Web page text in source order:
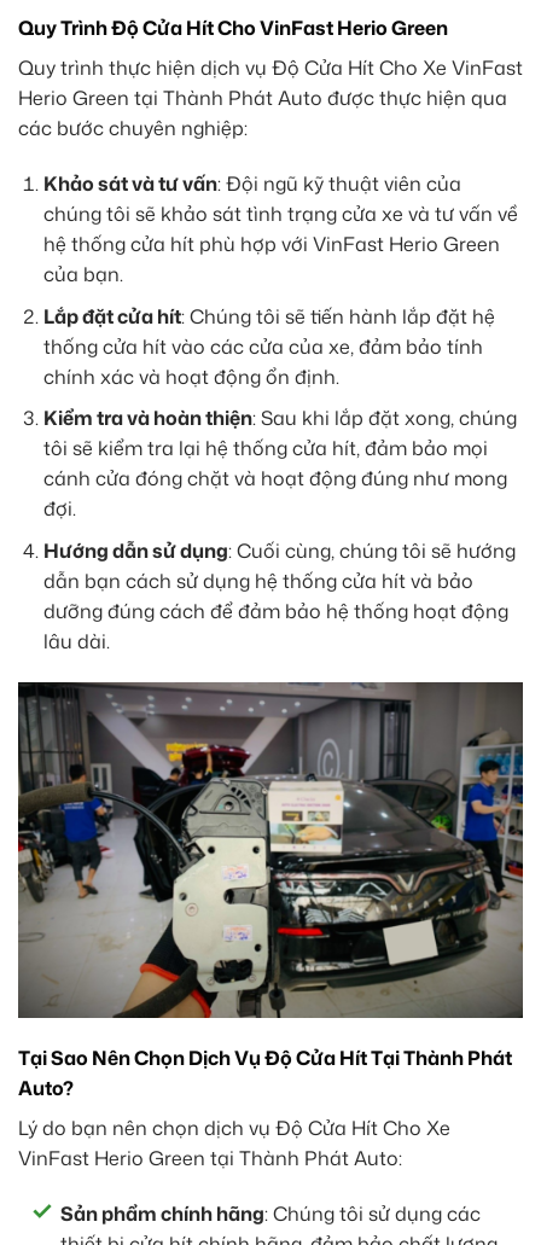
Quy Trình Độ Cửa Hít Cho VinFast Herio Green
Quy trình thực hiện dịch vụ Độ Cửa Hít Cho Xe VinFast
Herio Green tại Thành Phát Auto được thực hiện qua
các bước chuyên nghiệp:
Khảo sát và tư vấn: Đội ngũ kỹ thuật viên của
chúng tôi sẽ khảo sát tình trạng cửa xe và tư vấn về
hệ thống cửa hít phù hợp với VinFast Herio Green
của bạn.
Lắp đặt cửa hít: Chúng tôi sẽ tiến hành lắp đặt hệ
thống cửa hít vào các cửa của xe, đảm bảo tính
chính xác và hoạt động ổn định.
Kiểm tra và hoàn thiện: Sau khi lắp đặt xong, chúng
tôi sẽ kiểm tra lại hệ thống cửa hít, đảm bảo mọi
cánh cửa đóng chặt và hoạt động đúng như mong
đợi.
Hướng dẫn sử dụng: Cuối cùng, chúng tôi sẽ hướng
dẫn bạn cách sử dụng hệ thống cửa hít và bảo
dưỡng đúng cách để đảm bảo hệ thống hoạt động
lâu dài.
Tại Sao Nên Chọn Dịch Vụ Độ Cửa Hít Tại Thành Phát
Auto?
Lý do bạn nên chọn dịch vụ Độ Cửa Hít Cho Xe
VinFast Herio Green tại Thành Phát Auto:
Sản phẩm chính hãng: Chúng tôi sử dụng các